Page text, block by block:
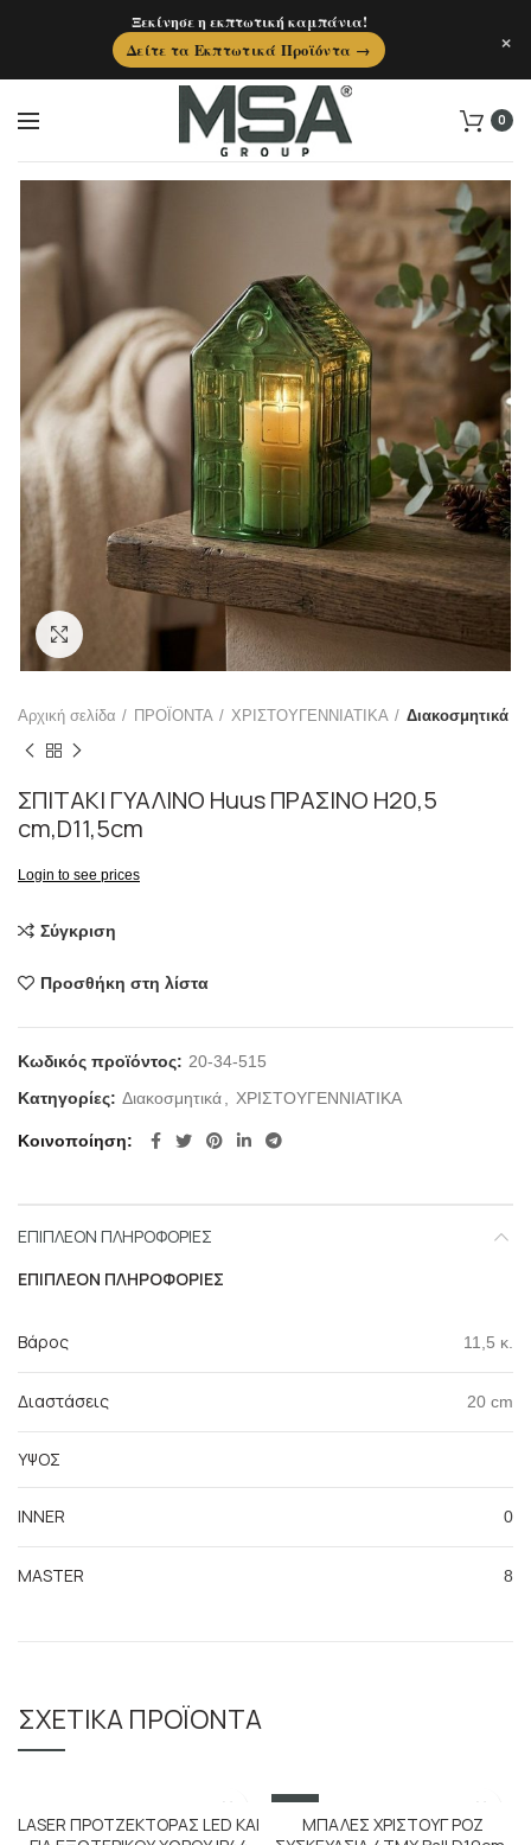
0
Click to enlarge
Αρχική σελίδα ΠΡΟΪΟΝΤΑ ΧΡΙΣΤΟΥΓΕΝΝΙΑΤΙΚΑ Διακοσμητικά
ΣΠΙΤΑΚΙ ΓΥΑΛΙΝΟ Huus ΠΡΑΣΙΝΟ H20,5
cm,D11,5cm
Login to see prices
Σύγκριση
Προσθήκη στη λίστα
Κωδικός προϊόντος: 20-34-515
Κατηγορίες: Διακοσμητικά ΧΡΙΣΤΟΥΓΕΝΝΙΑΤΙΚΑ
Κοινοποίηση
ΕΠΙΠΛΈΟΝ ΠΛΗΡΟΦΟΡΊΕΣ
ΕΠΙΠΛΈΟΝ ΠΛΗΡΟΦΟΡΊΕΣ
Βάρος 11,5 κ.
Διαστάσεις 20 cm
ΥΨΟΣ
INNER 0
MASTER 8
ΣΧΕΤΙΚΆ ΠΡΟΪΌΝΤΑ
LASER ΠΡΟΤΖΕΚΤΟΡΑΣ LED KAI
SALE
ΜΠΑΛΕΣ ΧΡΙΣΤΟΥΓ ΡΟΖ
Ξεκίνησε η εκπτωτική καμπάνια!
Δείτε τα Εκπτωτικά Προϊόντα →
×